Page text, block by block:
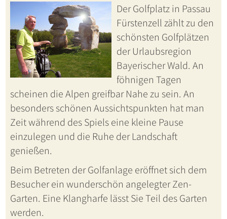
Der Golfplatz in Passau
Fürstenzell zählt zu den
schönsten Golfplätzen
der Urlaubsregion
Bayerischer Wald. An
föhnigen Tagen
scheinen die Alpen greifbar Nahe zu sein. An
besonders schönen Aussichtspunkten hat man
Zeit während des Spiels eine kleine Pause
einzulegen und die Ruhe der Landschaft
genießen.
Beim Betreten der Golfanlage eröffnet sich dem
Besucher ein wunderschön angelegter Zen-
Garten. Eine Klangharfe lässt Sie Teil des Garten
werden.